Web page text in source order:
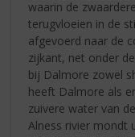
waarin de
terugvloeien in de
afgevoerd naar de
zijkant, net onder
bij Dalmore zowel
heeft Dalmore als
zuivere water van
Alness rivier mondt